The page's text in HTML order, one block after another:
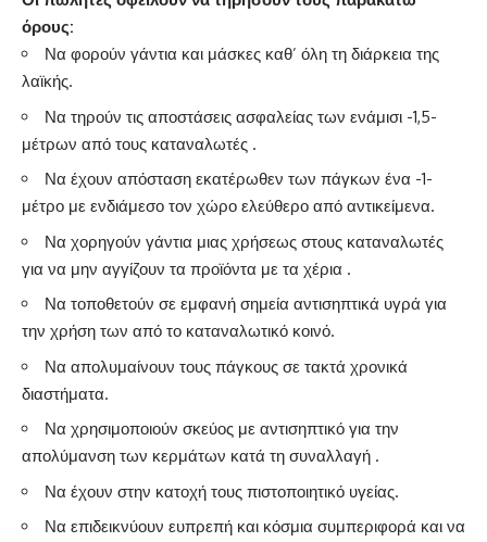
όρους:
Να φορούν γάντια και μάσκες καθ’ όλη τη διάρκεια της
λαϊκής.
Να τηρούν τις αποστάσεις ασφαλείας των ενάμισι -1,5-
μέτρων από τους καταναλωτές .
Να έχουν απόσταση εκατέρωθεν των πάγκων ένα -1-
μέτρο με ενδιάμεσο τον χώρο ελεύθερο από αντικείμενα.
Να χορηγούν γάντια μιας χρήσεως στους καταναλωτές
για να μην αγγίζουν τα προϊόντα με τα χέρια .
Να τοποθετούν σε εμφανή σημεία αντισηπτικά υγρά για
την χρήση των από το καταναλωτικό κοινό.
Να απολυμαίνουν τους πάγκους σε τακτά χρονικά
διαστήματα.
Να χρησιμοποιούν σκεύος με αντισηπτικό για την
απολύμανση των κερμάτων κατά τη συναλλαγή .
Να έχουν στην κατοχή τους πιστοποιητικό υγείας.
Να επιδεικνύουν ευπρεπή και κόσμια συμπεριφορά και να